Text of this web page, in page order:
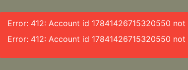
Error: 412: Account id 17841426715320550
Error: 412: Account id 17841426715320550